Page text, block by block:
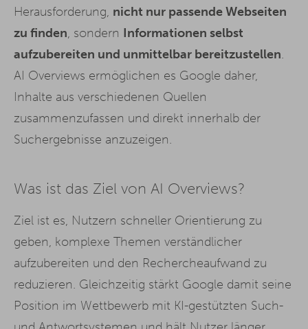
Herausforderung, nicht nur passende Webseiten
zu finden, sondern Informationen selbst
aufzubereiten und unmittelbar bereitzustellen.
AI Overviews ermöglichen es Google daher,
Inhalte aus verschiedenen Quellen
zusammenzufassen und direkt innerhalb der
Suchergebnisse anzuzeigen.
Was ist das Ziel von AI Overviews?
Ziel ist es, Nutzern schneller Orientierung zu
geben, komplexe Themen verständlicher
aufzubereiten und den Rechercheaufwand zu
reduzieren. Gleichzeitig stärkt Google damit seine
Position im Wettbewerb mit KI-gestützten Such-